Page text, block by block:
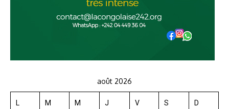
août 2026
L M M J V S D